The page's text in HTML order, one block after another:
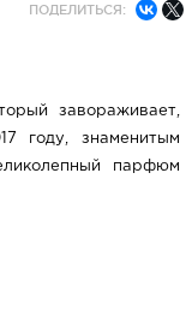
ПОДЕЛИТЬСЯ:
завораживает,
году, знаменитым
парфюм